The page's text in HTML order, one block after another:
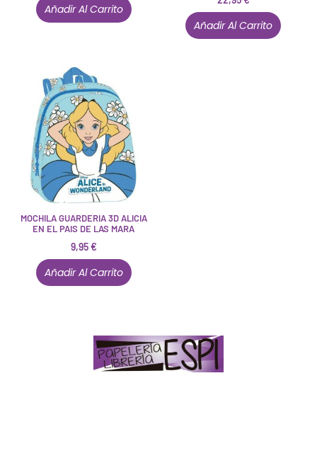
Añadir Al Carrito
Añadir Al Carrito
MOCHILA GUARDERIA 3D ALICIA
EN EL PAIS DE LAS MARA
9,95€
Añadir Al Carrito